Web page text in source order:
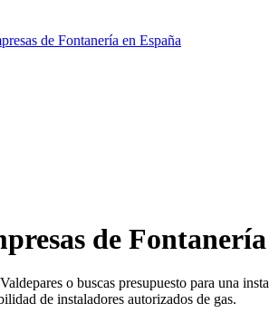
de Fontanería en España
de
o buscas presupuesto para una
de instaladores autorizados de gas.